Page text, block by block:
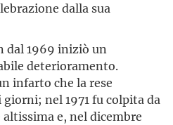
dalla sua
dal 1969 iniziò un
deterioramento.
in­farto che la rese
nel 1971 fu colpita da
e, nel dicembre